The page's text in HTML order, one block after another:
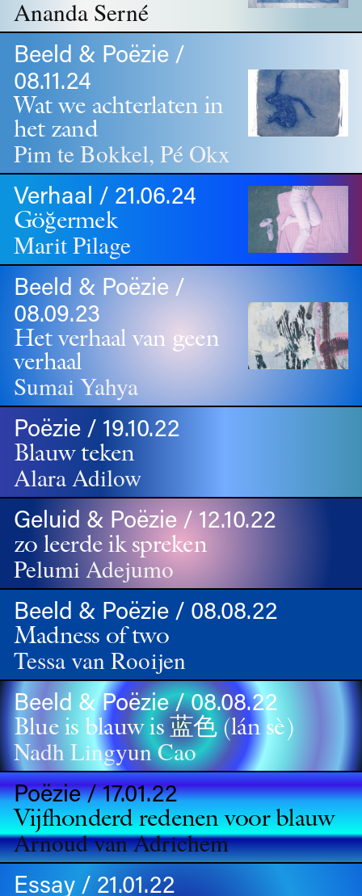
Ananda Serné
Beeld & Poëzie /
08.11.24
Wat we achterlaten in
het zand
Pim te Bokkel, Pé Okx
Verhaal / 21.06.24
Göğermek
Marit Pilage
Beeld & Poëzie /
08.09.23
Het verhaal van geen
verhaal
Sumai Yahya
Poëzie / 19.10.22
Blauw teken
Alara Adilow
Geluid & Poëzie / 12.10.22
zo leerde ik spreken
Pelumi Adejumo
Beeld & Poëzie / 08.08.22
Madness of two
Tessa van Rooijen
Beeld & Poëzie / 08.08.22
Blue is blauw is 蓝⾊ (lán sè)
Nadh Lingyun Cao
Poëzie / 17.01.22
Vijfhonderd redenen voor blauw
Arnoud van Adrichem
Essay / 21.01.22